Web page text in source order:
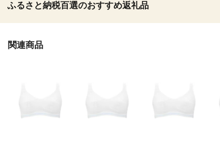
ふるさと納税百選のおすすめ返礼品
関連商品